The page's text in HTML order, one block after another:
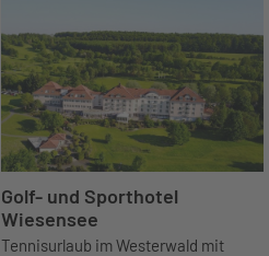
Golf- und Sporthotel
Wiesensee
Tennisurlaub im Westerwald mit